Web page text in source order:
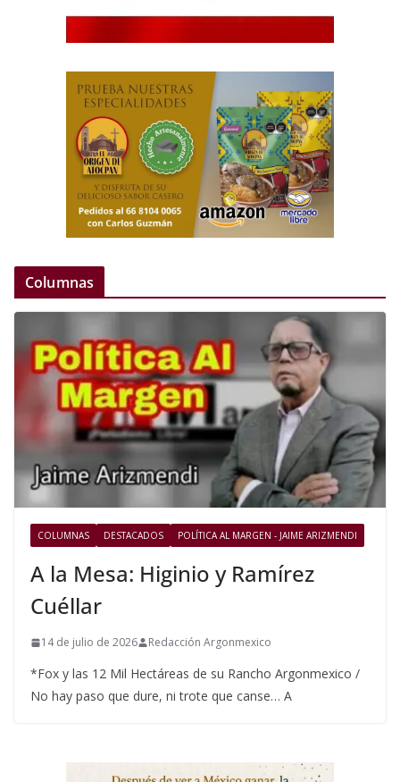
Columnas
COLUMNAS DESTACADOS POLÍTICA AL MARGEN - JAIME ARIZMENDI
A la Mesa: Higinio y Ramírez
Cuéllar
14 de julio de 2026 Redacción Argonmexico
*Fox y las 12 Mil Hectáreas de su Rancho Argonmexico /
No hay paso que dure, ni trote que canse… A